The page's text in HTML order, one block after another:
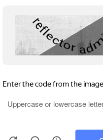
до -50%
руб
цены
товары
по промокоду